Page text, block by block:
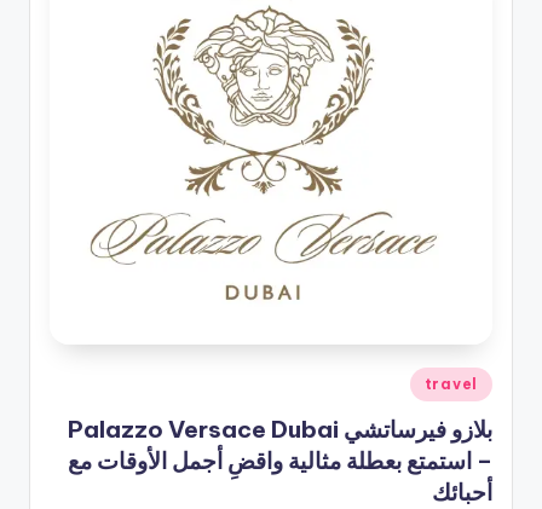
نُشر
في
travel
بلازو فيرساتشي Palazzo Versace Dubai
– استمتع بعطلة مثالية واقضِ أجمل الأوقات مع
أحبائك